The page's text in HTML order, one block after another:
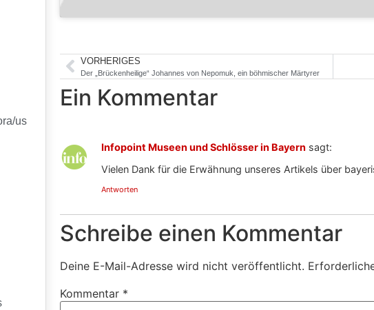
us
VORHERIGES
Der „Brückenheilige“ Johannes von Nepomuk, ein böhmischer Märtyrer
Ein Kommentar
Infopoint Museen und Schlösser in Bayern sagt:
Vielen Dank für die Erwähnung unseres Artikels über
Antworten
Schreibe einen Kommentar
Deine E-Mail-Adresse wird nicht veröffentlicht.
Kommentar *